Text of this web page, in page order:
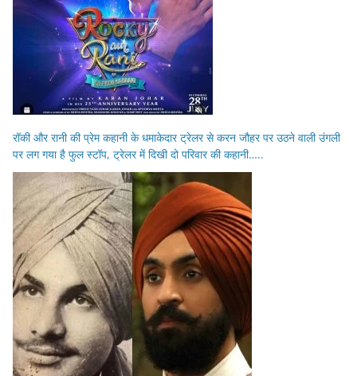
रॉकी और रानी की प्रेम कहानी के धमाकेदार ट्रेलर से करन जौहर पर उठने वाली उंगली
पर लग गया है फुल स्टॉप, ट्रेलर में दिखी दो परिवार की कहानी…..